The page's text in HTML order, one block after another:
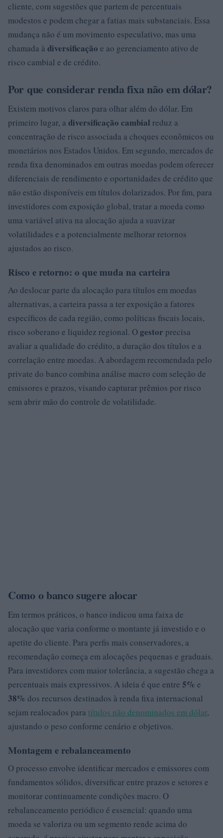
cliente, com sugestões que partem de percentuais
modestos e podem chegar a fatias mais substanciais. Essa
mudança não é um movimento especulativo, mas uma
chamada à diversificação e ao gerenciamento ativo de
risco cambial e de crédito.
Por que considerar renda fixa não em dólar?
Existem motivos claros para olhar além do dólar. Em
primeiro lugar, a diversificação cambial reduz a
concentração de risco associada a choques econômicos ou
monetários nos Estados Unidos. Em segundo, mercados de
renda fixa denominados em outras moedas podem oferecer
diferenciais de rendimento e oportunidades de crédito que
não estão disponíveis em títulos dolarizados. Por fim, para
investidores com exposição global, tratar a moeda como
uma variável ativa na alocação ajuda a suavizar
volatilidades e a potencialmente melhorar retornos
ajustados ao risco.
Risco e retorno: o que muda na carteira
Ao deslocar parte da alocação para títulos em moedas
alternativas, a carteira passa a ter exposição a fatores
específicos de cada região, como políticas fiscais locais,
risco soberano e liquidez regional. O gestor precisa
avaliar a qualidade do crédito, a duração dos títulos e a
correlação entre moedas. A abordagem recomendada pelo
private do banco combina análise macro com seleção de
emissores e prazos, visando capturar prêmios por risco
sem abrir mão do controle de volatilidade.
Como o banco sugere alocar
Em termos práticos, o banco indicou uma faixa de
alocação que varia conforme o montante já investido e o
apetite do cliente. Para perfis mais conservadores, a
recomendação começa em alocações pequenas e graduais.
Para investidores com maior tolerância, a sugestão chega a
percentuais mais expressivos. A ideia é que entre 5% e
38% dos recursos destinados à renda fixa internacional
sejam realocados para títulos não denominados em dólar,
ajustando o peso conforme cenário e objetivos.
Montagem e rebalanceamento
O processo envolve identificar mercados e emissores com
fundamentos sólidos, diversificar entre prazos e setores e
monitorar continuamente condições macro. O
rebalanceamento periódico é essencial: quando uma
moeda se valoriza ou um segmento rende acima do